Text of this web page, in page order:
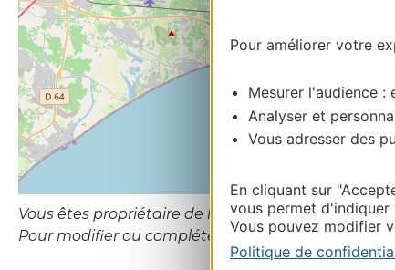
Pour améliorer votre
Mesurer l'audience
Analyser et
Vous adresser des
En cliquant sur
vous permet d'indiquer
Vous pouvez modifier
Politique de
Vous êtes propriétaire de l’établissement ou le
Pour modifier ou compléter cette fiche, merci de